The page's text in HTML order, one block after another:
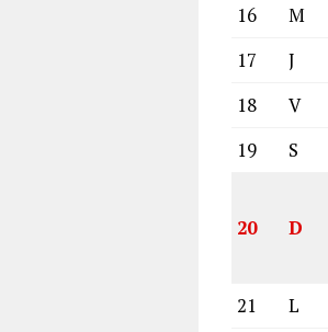
16
M
17
J
18
V
19
S
20 D
21
L